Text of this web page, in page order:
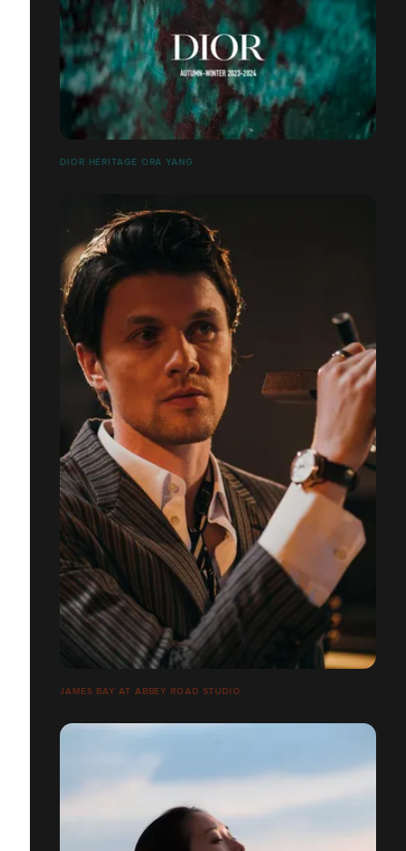
DIOR HERITAGE ORA YANG
JAMES BAY AT ABBEY ROAD STUDIO